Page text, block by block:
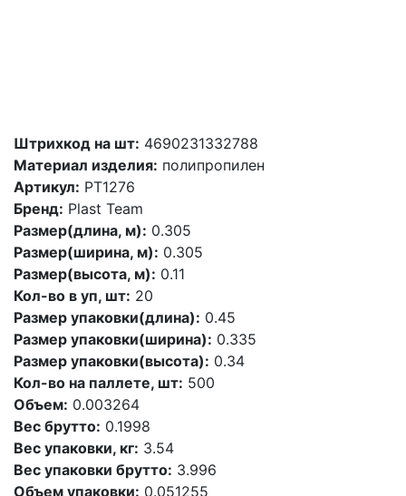
Штрихкод на шт: 4690231332788
Материал изделия: полипропилен
Артикул: PT1276
Бренд: Plast Team
Размер(длина, м): 0.305
Размер(ширина, м): 0.305
Размер(высота, м): 0.11
Кол-во в уп, шт: 20
Размер упаковки(длина): 0.45
Размер упаковки(ширина): 0.335
Размер упаковки(высота): 0.34
Кол-во на паллете, шт: 500
Объем: 0.003264
Вес брутто: 0.1998
Вес упаковки, кг: 3.54
Вес упаковки брутто: 3.996
Объем упаковки: 0.051255